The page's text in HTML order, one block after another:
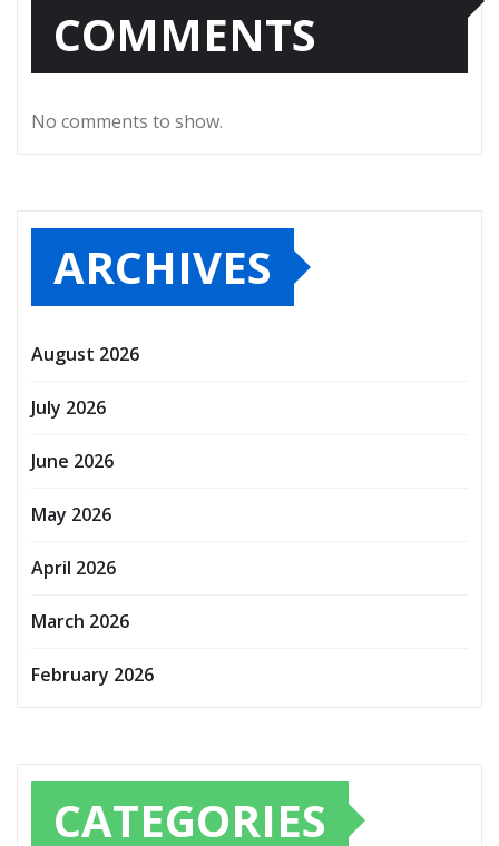
COMMENTS
No comments to show.
ARCHIVES
August 2026
July 2026
June 2026
May 2026
April 2026
March 2026
February 2026
CATEGORIES